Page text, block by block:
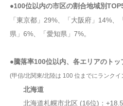
●100位以内の市区の割合地域別
「東京都」29%、「大阪府」14%、
県」6%、「愛知県」7%。
●騰落率100位以内、各エリアのトッ
(甲信/北関東/北陸は 100 位までにランクイ
北海道
北海道札幌市北区 (16位)：